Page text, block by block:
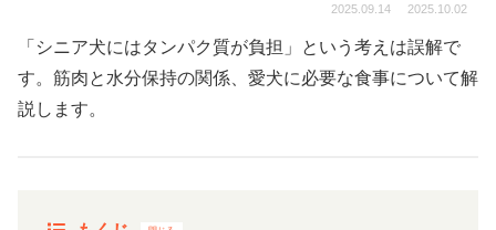
2025.09.14 2025.10.02
「シニア犬にはタンパク質が負担」という考えは誤解で
す。筋肉と水分保持の関係、愛犬に必要な食事について解
説します。